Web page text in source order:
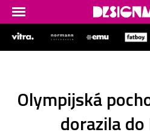
Olympijská
dorazila